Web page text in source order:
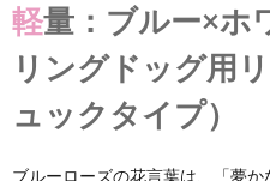
ブル
ー×
ホワ
イト
のハ
ート
ング
軽量：ブルー×ホワイトのハート型
リングドッグ用
ュックタイプ）
ブルーローズの花言葉は、「夢か